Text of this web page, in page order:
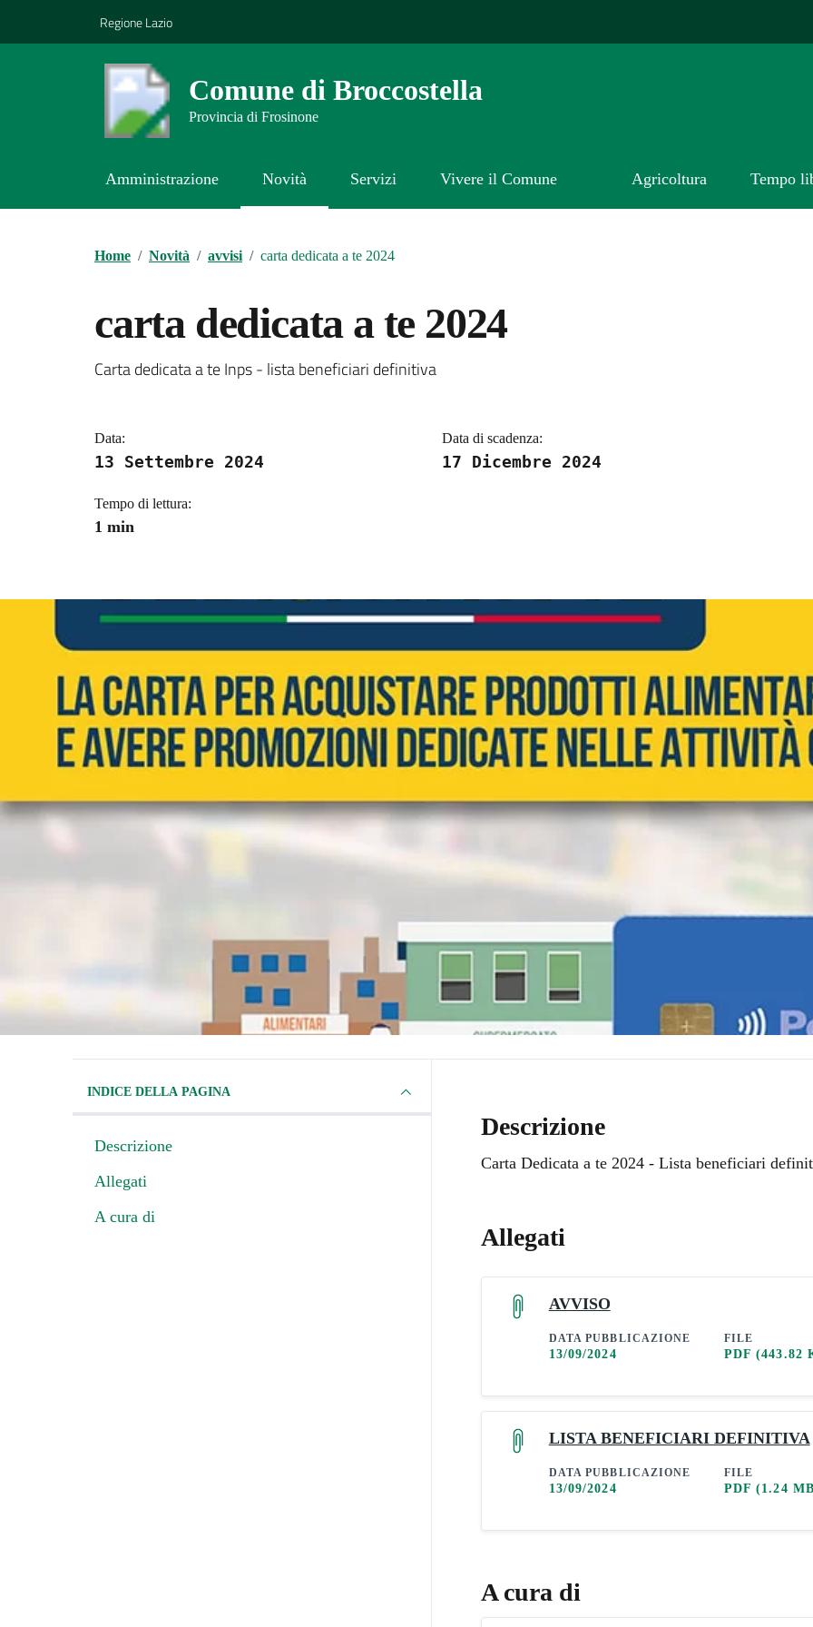
Regione Lazio
Comune di Broccostella
Provincia di Frosinone
Amministrazione Novità Servizi Vivere il Comune Agricoltura Tempo
Home / Novità / avvisi / carta dedicata a te 2024
carta dedicata a te 2024
Dettagli della notizia
Carta dedicata a te Inps - lista beneficiari definitiva
Data:
13 Settembre 2024
Data di scadenza:
17 Dicembre 2024
Tempo di lettura:
1 min
INDICE DELLA PAGINA
Descrizione
Allegati
A cura di
Descrizione
Carta Dedicata a te 2024 - Lista beneficiari
Allegati
AVVISO
DATA PUBBLICAZIONE
13/09/2024
FILE
PDF(443.82
LISTA BENEFICIARI DEFINITIVA
DATA PUBBLICAZIONE
13/09/2024
FILE
PDF(1.24
A cura di